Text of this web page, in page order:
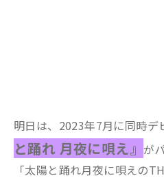
明日は、2023年7月に同時デ
と踊れ 月夜に唄え』 が
「太陽と踊れ月夜に唄えの